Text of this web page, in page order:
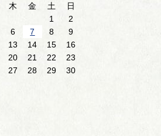
木 金 土
日
1
2
6 7 8
9
13 14 15
16
20 21 22
23
27 28 29
30